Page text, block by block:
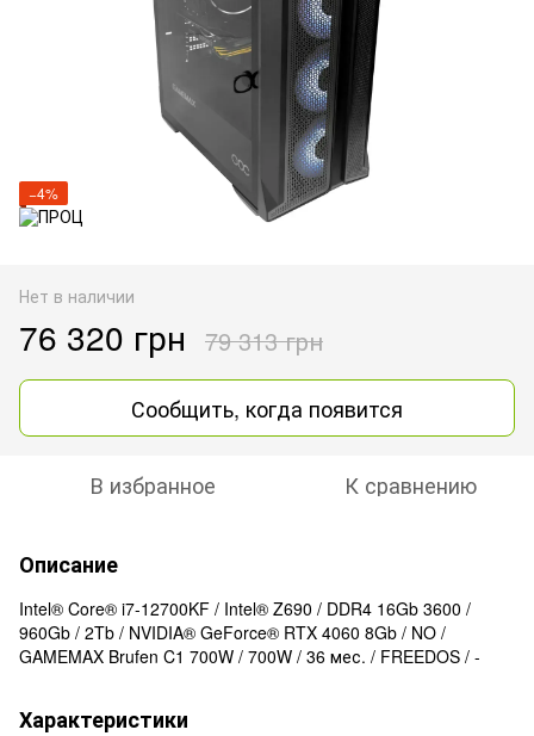
−4%
Нет в наличии
76 320 грн 79 313 грн
Сообщить, когда появится
В избранное К сравнению
Описание
Intel® Core® i7-12700KF / Intel® Z690 / DDR4 16Gb 3600 /
960Gb / 2Tb / NVIDIA® GeForce® RTX 4060 8Gb / NO /
GAMEMAX Brufen C1 700W / 700W / 36 мес. / FREEDOS / -
Характеристики